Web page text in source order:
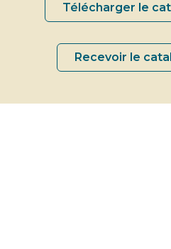
Télécharger le
Recevoir le